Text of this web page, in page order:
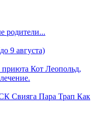
родители...
9 августа)
приюта Кот Леопольд,
Свияга Пара Трап Как